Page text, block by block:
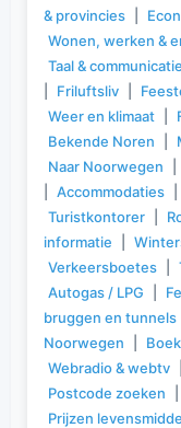
& provincies
Wonen, werken &
Taal & communicatie
Friluftsliv
Weer en klimaat
Bekende Noren
Naar Noorwegen
Accommodaties
Turistkontorer
informatie
Verkeersboetes
Autogas / LPG
bruggen en tunnels
Noorwegen
Webradio & webtv
Postcode zoeken
Prijzen